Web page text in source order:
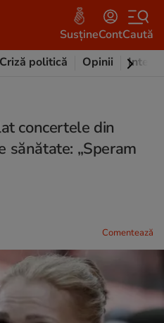
SusțineContCaută
Criză politică Opinii
concertele din
sănătate: „Speram
Comentează